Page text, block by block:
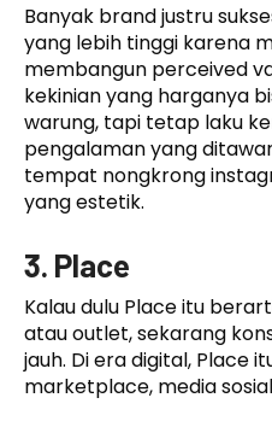
Banyak brand justru
yang lebih tinggi karena
membangun perceived
kekinian yang harganya
warung, tapi tetap laku
pengalaman yang
tempat nongkrong
yang estetik.
3. Place
Kalau dulu Place itu
atau outlet, sekarang
jauh. Di era digital, Place
marketplace, media